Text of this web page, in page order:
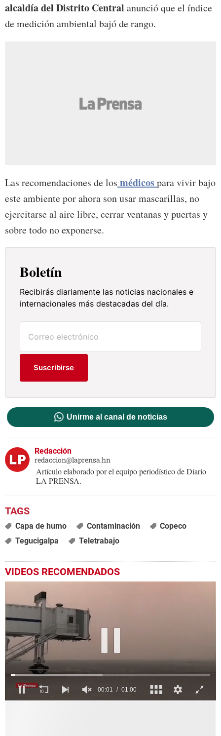
alcaldía del Distrito Central anunció que el índice
de medición ambiental bajó de rango.
Las recomendaciones de los médicospara vivir bajo
este ambiente por ahora son usar mascarillas, no
ejercitarse al aire libre, cerrar ventanas y puertas y
sobre todo no exponerse.
Boletín
Recibirás diariamente las noticias nacionales e
internacionales más destacadas del día.
Suscribirse
Unirme al canal de noticias
Redacción
redaccion@laprensa.hn
Artículo elaborado por el equipo periodístico de Diario
LA PRENSA.
Capa de humo Contaminación
Copeco
Tegucigalpa
Teletrabajo
VIDEOS RECOMENDADOS